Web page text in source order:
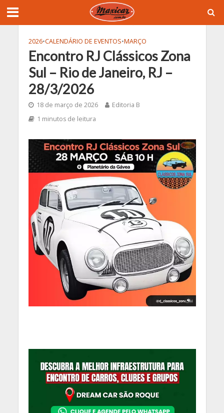
2026•CALENDÁRIO DE EVENTOS•MARÇO
Encontro RJ Clássicos Zona
Sul – Rio de Janeiro, RJ –
28/3/2026
18 de março de 2026
Editoria B
1 minutos de leitura